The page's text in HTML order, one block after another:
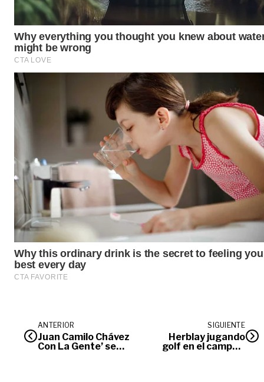
ANTERIOR
Juan Camilo Chávez
Con La Gente’ se
SIGUIENTE
Herblay jugando
golf en el campo y